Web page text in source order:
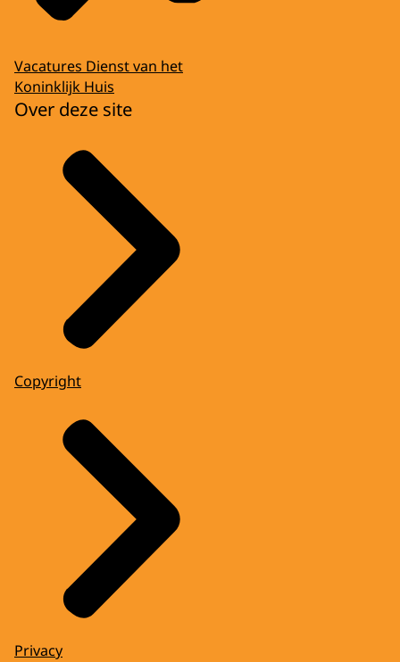
Vacatures Dienst van het
Koninklijk Huis
Over deze site
Copyright
Privacy